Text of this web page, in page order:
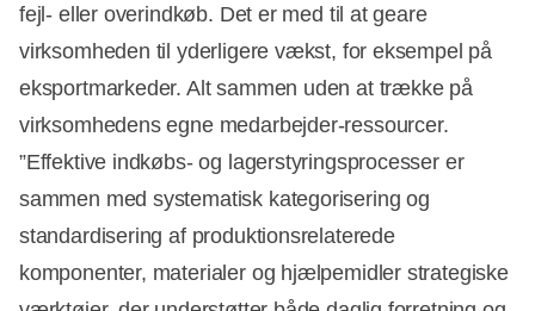
fejl- eller overindkøb. Det er med til at geare
virksomheden til yderligere vækst, for eksempel på
eksportmarkeder. Alt sammen uden at trække på
virksomhedens egne medarbejder-ressourcer.
”Effektive indkøbs- og lagerstyringsprocesser er
sammen med systematisk kategorisering og
standardisering af produktionsrelaterede
komponenter, materialer og hjælpemidler strategiske